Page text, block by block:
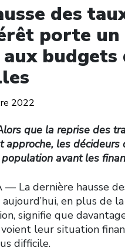
des
porte
budgets
2022
que la reprise des
approche, les décideurs
avant les
–– La dernière hausse
aujourd’hui, en plus de
signifie que
leur situation
difficile.